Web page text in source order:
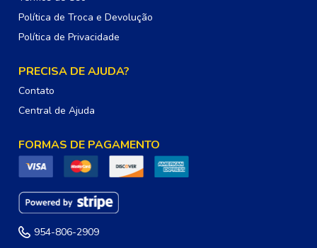
Política de Troca e Devolução
Política de Privacidade
PRECISA DE AJUDA?
Contato
Central de Ajuda
FORMAS DE PAGAMENTO
954-806-2909